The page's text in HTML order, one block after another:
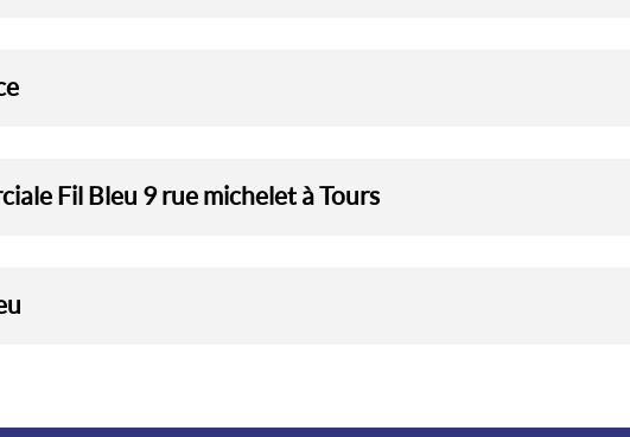
Fil Bleu 9 rue michelet à Tours